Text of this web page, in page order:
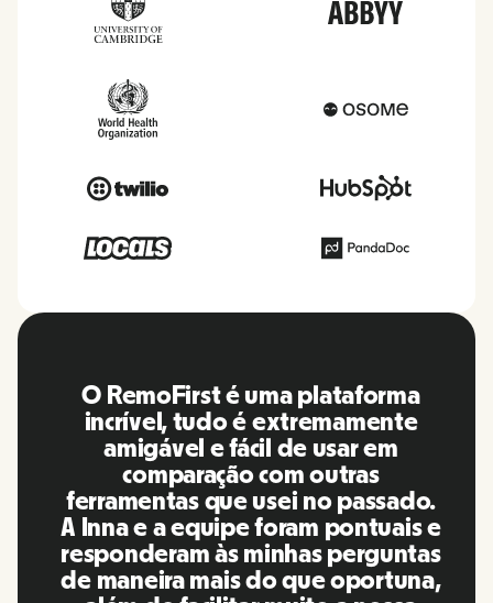
O RemoFirst é uma plataforma
incrível, tudo é extremamente
amigável e fácil de usar em
comparação com outras
ferramentas que usei no passado.
A Inna e a equipe foram pontuais e
responderam às minhas perguntas
de maneira mais do que oportuna,